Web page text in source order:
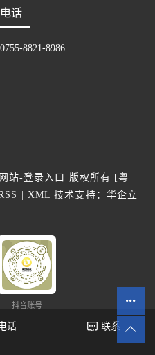
电话
0755-8821-8986
站-登录入口 版权所有 [粤
XML 技术支持： 华企立
抖音账号
话 联系